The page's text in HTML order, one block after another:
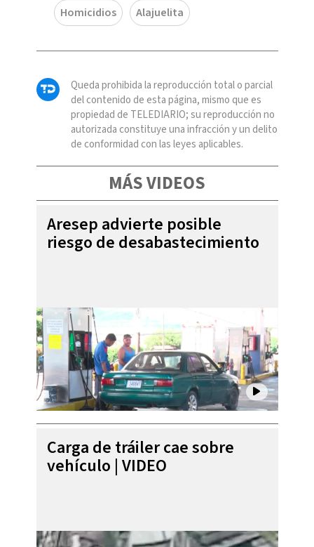
Homicidios Alajuelita
Queda prohibida la reproducción total o parcial
del contenido de esta página, mismo que es
propiedad de TELEDIARIO; su reproducción no
autorizada constituye una infracción y un delito
de conformidad con las leyes aplicables.
MÁS VIDEOS
Aresep advierte posible
riesgo de desabastecimiento
Carga de tráiler cae sobre
vehículo | VIDEO